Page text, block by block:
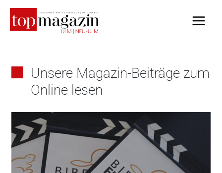
Inhalt
springen
Unsere Magazin-Beiträge zum
Online lesen